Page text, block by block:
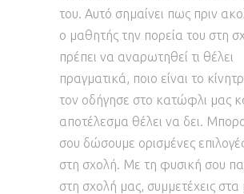
του. Αυτό σημαίνει πως πριν
ο μαθητής την πορεία του στη
πρέπει να αναρωτηθεί τι θέλει
πραγματικά, ποιο είναι το
τον οδήγησε στο κατώφλι μας
αποτέλεσμα θέλει να δει.
σου δώσουμε ορισμένες
στη σχολή. Με τη φυσική σου
στη σχολή μας, συμμετέχεις στα